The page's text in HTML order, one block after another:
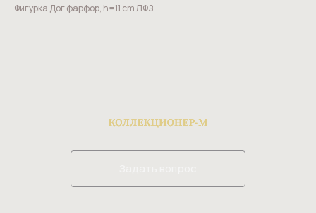
Фигурка Дог фарфор, h=11 cm ЛФЗ